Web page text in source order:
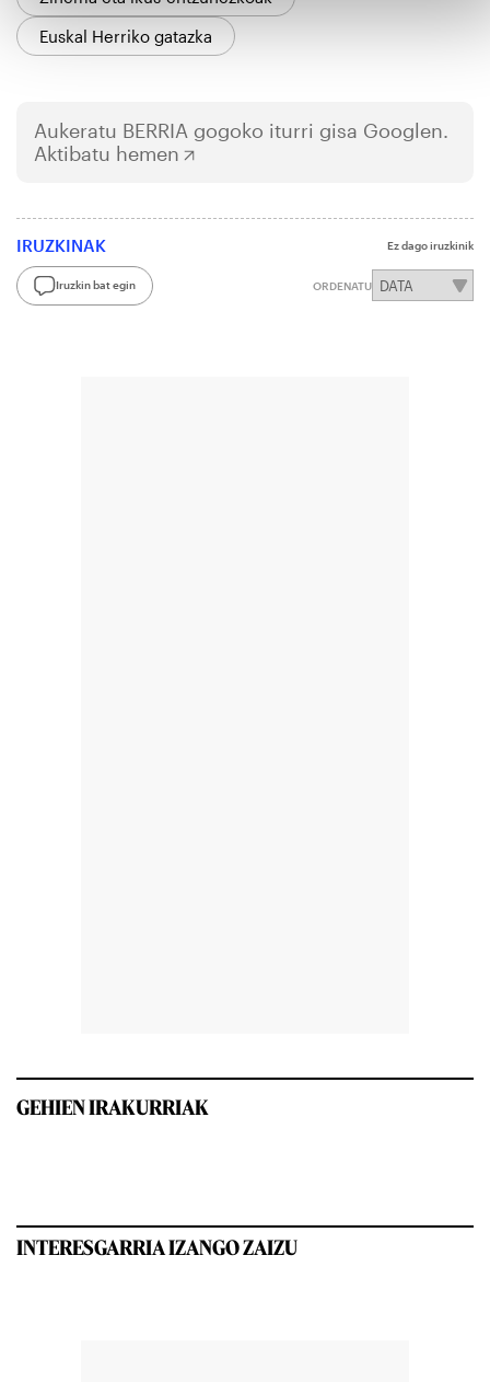
Euskal Herriko gatazka
Aukeratu BERRIA gogoko iturri gisa Googlen.
Aktibatu hemen
IRUZKINAK Ez dago iruzkinik
Iruzkin bat egin ORDENATU
GEHIEN IRAKURRIAK
INTERESGARRIA IZANGO ZAIZU